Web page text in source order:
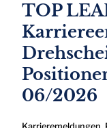
TOP
06/2026